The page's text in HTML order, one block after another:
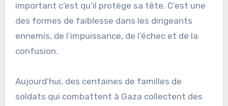
important c’est qu’il protège sa tête. C’est une
des formes de faiblesse dans les dirigeants
ennemis, de l’impuissance, de l’échec et de la
confusion.
Aujourd’hui, des centaines de familles de
soldats qui combattent à Gaza collectent des